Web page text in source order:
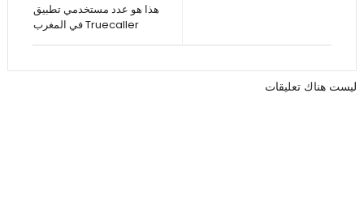
هذا هو عدد مستخدمي تطبيق
Truecaller في المغرب
ليست هناك تعليقات